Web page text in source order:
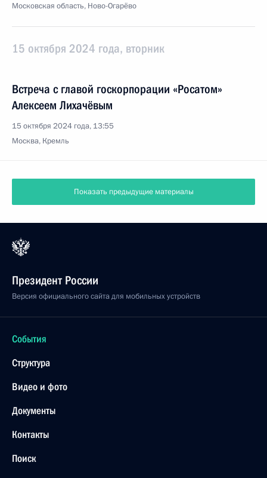
Московская область, Ново-Огарёво
15 октября 2024 года, вторник
Встреча с главой госкорпорации «Росатом»
Алексеем Лихачёвым
15 октября 2024 года, 13:55
Москва, Кремль
Показать предыдущие материалы
Президент России
Версия официального сайта для мобильных устройств
События
Структура
Видео и фото
Документы
Контакты
Поиск